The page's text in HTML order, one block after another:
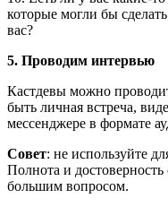
которые могли бы
вас?
5. Проводим интервью
Кастдевы можно
быть личная встреча,
мессенджере в формате
Совет: не используйте
Полнота и
большим вопросом.